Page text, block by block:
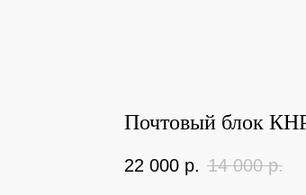
Почтовый блок
22 000 р. 14 000 р.